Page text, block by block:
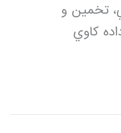
تخمين و
کاوي